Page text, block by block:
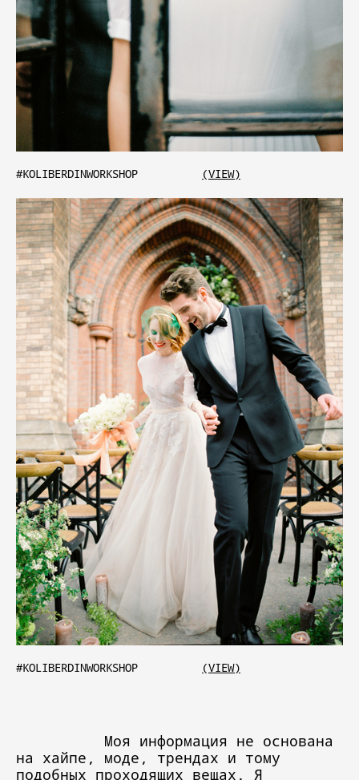
#KOLIBERDINWORKSHOP (VIEW)
#KOLIBERDINWORKSHOP (VIEW)
Моя информация не основана
на хайпе, моде, трендах и тому
подобных проходящих вещах. Я